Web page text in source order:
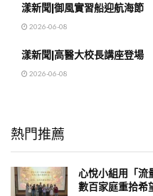
漾新聞|御風實習船迎航海節
2026-06-08
漾新聞|高醫大校長講座登場
2026-06-08
熱門推薦
心悅小組用「
數百家庭重拾希